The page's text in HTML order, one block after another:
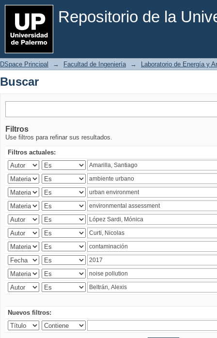
Repositorio de la
Buscar
DSpace Principal → Facultad de Ingeniería → Laboratorio de Energía y
Buscar
Filtros
Use filtros para refinar sus resultados.
Filtros actuales:
Nuevos filtros: